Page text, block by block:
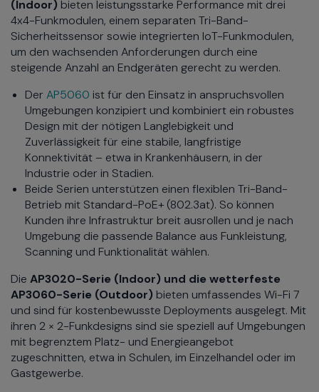
(Indoor) bieten leistungsstarke Performance mit drei
4x4-Funkmodulen, einem separaten Tri-Band-
Sicherheitssensor sowie integrierten IoT-Funkmodulen,
um den wachsenden Anforderungen durch eine
steigende Anzahl an Endgeräten gerecht zu werden.
Der AP5060 ist für den Einsatz in anspruchsvollen
Umgebungen konzipiert und kombiniert ein robustes
Design mit der nötigen Langlebigkeit und
Zuverlässigkeit für eine stabile, langfristige
Konnektivität – etwa in Krankenhäusern, in der
Industrie oder in Stadien.
Beide Serien unterstützen einen flexiblen Tri-Band-
Betrieb mit Standard-PoE+ (802.3at). So können
Kunden ihre Infrastruktur breit ausrollen und je nach
Umgebung die passende Balance aus Funkleistung,
Scanning und Funktionalität wählen.
Die AP3020-Serie (Indoor) und die wetterfeste
AP3060-Serie (Outdoor) bieten umfassendes Wi-Fi 7
und sind für kostenbewusste Deployments ausgelegt. Mit
ihren 2 × 2-Funkdesigns sind sie speziell auf Umgebungen
mit begrenztem Platz- und Energieangebot
zugeschnitten, etwa in Schulen, im Einzelhandel oder im
Gastgewerbe.